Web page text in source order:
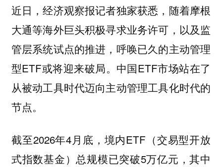
近日，经济观察报记者独家获悉，随着摩根
大通等海外巨头积极寻求业务许可，以及监
管层系统试点的推进，呼唤已久的主动管理
型ETF或将迎来破局。中国ETF市场站在了
从被动工具时代迈向主动管理工具化时代的
节点。
截至2026年4月底，境内ETF（交易型开放
式指数基金）总规模已突破5万亿元，其中